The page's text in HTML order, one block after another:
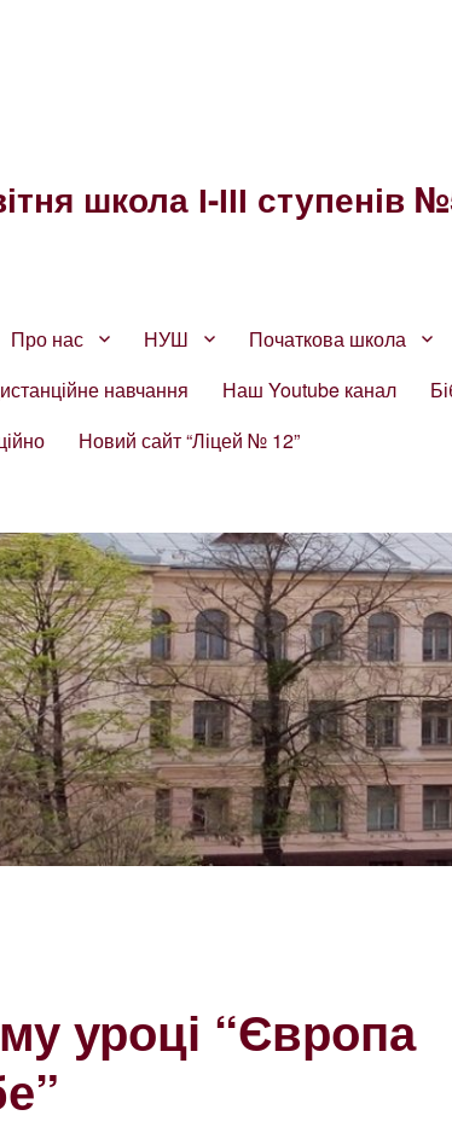
школа І-ІІІ ступенів
Про нас НУШ Початкова школа
навчання Наш Youtube канал
Новий сайт “Ліцей № 12”
уроці “Європа